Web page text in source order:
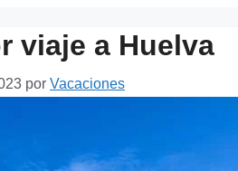
viaje a Huelva
por Vacaciones